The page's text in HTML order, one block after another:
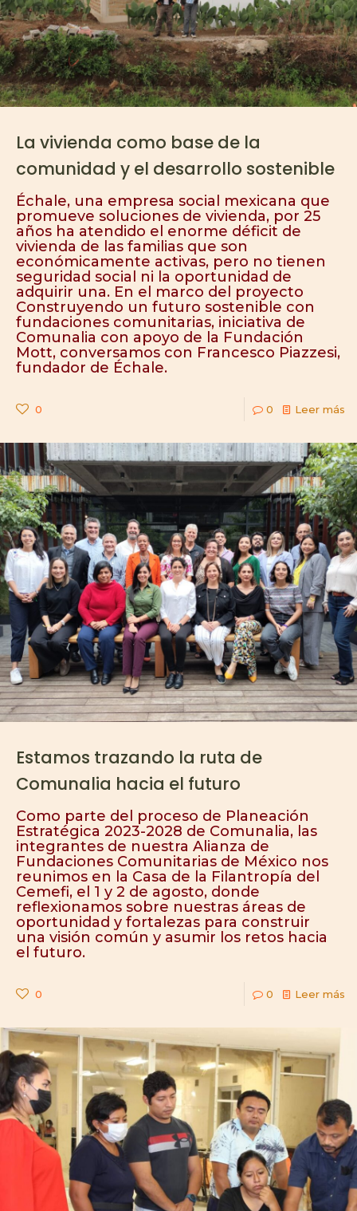
La vivienda como base de la
comunidad y el desarrollo sostenible
Échale, una empresa social mexicana que
promueve soluciones de vivienda, por 25
años ha atendido el enorme déficit de
vivienda de las familias que son
económicamente activas, pero no tienen
seguridad social ni la oportunidad de
adquirir una. En el marco del proyecto
Construyendo un futuro sostenible con
fundaciones comunitarias, iniciativa de
Comunalia con apoyo de la Fundación
Mott, conversamos con Francesco Piazzesi,
fundador de Échale.
0 0 Leer más
Estamos trazando la ruta de
Comunalia hacia el futuro
Como parte del proceso de Planeación
Estratégica 2023-2028 de Comunalia, las
integrantes de nuestra Alianza de
Fundaciones Comunitarias de México nos
reunimos en la Casa de la Filantropía del
Cemefi, el 1 y 2 de agosto, donde
reflexionamos sobre nuestras áreas de
oportunidad y fortalezas para construir
una visión común y asumir los retos hacia
el futuro.
0 0 Leer más